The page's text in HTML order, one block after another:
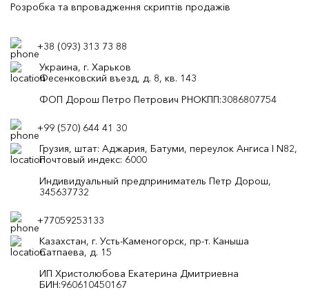
Розробка та впровадження скриптів продажів
+38 (093) 313 73 88
Украина, г. Харьков
Фесенковский въезд, д. 8, кв. 143
ФОП Дорош Петро Петрович РНОКПП:3086807754
+99 (570) 644 41 30
Грузия, штат: Аджария, Батуми, переулок Ангиса I N82,
Почтовый индекс: 6000
Индивидуальный предприниматель Петр Дорош,
345637732
+77059253133
Казахстан, г. Усть-Каменогорск, пр-т. Каныша
Сатпаева, д. 15
ИП Христолюбова Екатерина Дмитриевна
БИН:960610450167